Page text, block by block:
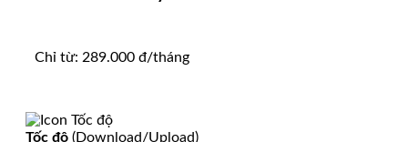
Chỉ từ: 289.000 đ/tháng
Tốc độ (Download/Upload)